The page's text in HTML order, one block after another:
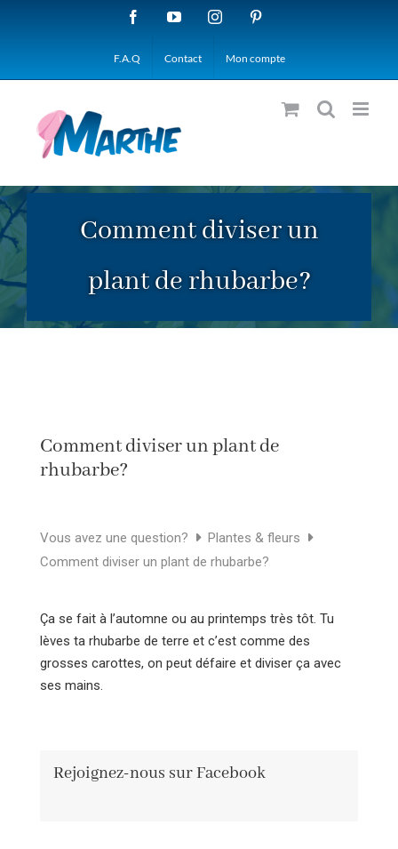
FacebookYouTubeInstagram
F.A.Q Contact Mon compte
Comment diviser un
plant de rhubarbe?
Comment diviser un plant de
rhubarbe?
Vous avez une question?
Plantes & fleurs
Comment diviser un plant de rhubarbe?
Ça se fait à l’automne ou au printemps très tôt. Tu
lèves ta rhubarbe de terre et c’est comme des
grosses carottes, on peut défaire et diviser ça avec
ses mains.
Rejoignez-nous sur Facebook